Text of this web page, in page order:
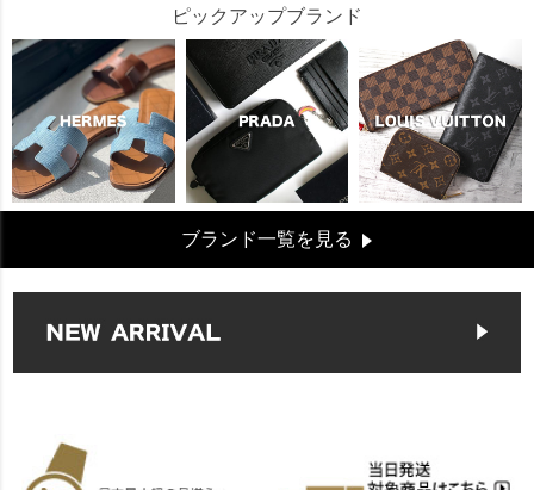
ピックアップブランド
ブランド一覧を見る